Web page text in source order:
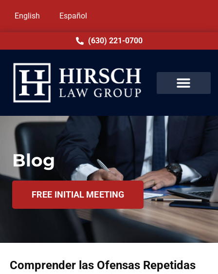
English Español
(630) 221-0700
Blog
FREE INITIAL MEETING
Comprender las Ofensas Repetidas